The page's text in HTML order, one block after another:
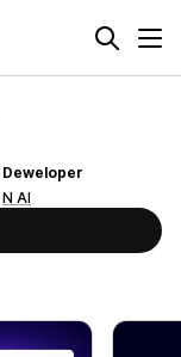
Deweloper
N AI